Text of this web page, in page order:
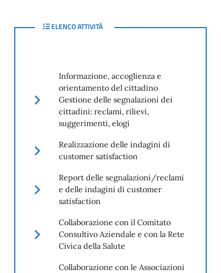
ELENCO ATTIVITÀ
ELENCO ATTIVITÀ
Informazione, accoglienza e
orientamento del cittadino
Gestione delle segnalazioni dei
cittadini: reclami, rilievi,
suggerimenti, elogi
Realizzazione delle indagini di
customer satisfaction
Report delle segnalazioni/reclami
e delle indagini di customer
satisfaction
Collaborazione con il Comitato
Consultivo Aziendale e con la Rete
Civica della Salute
Collaborazione con le Associazioni